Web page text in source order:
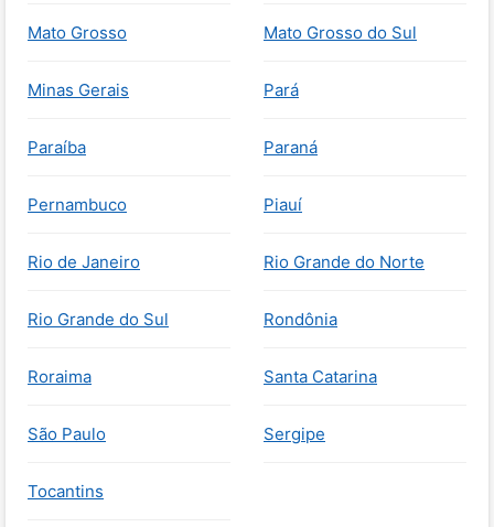
Mato Grosso Mato Grosso do Sul
Minas Gerais Pará
Paraíba Paraná
Pernambuco Piauí
Rio de Janeiro Rio Grande do Norte
Rio Grande do Sul Rondônia
Roraima Santa Catarina
São Paulo Sergipe
Tocantins